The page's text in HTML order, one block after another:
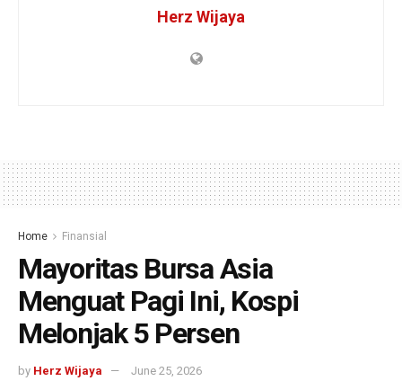
Herz Wijaya
Home Finansial
Mayoritas Bursa Asia
Menguat Pagi Ini, Kospi
Melonjak 5 Persen
by Herz Wijaya June 25, 2026